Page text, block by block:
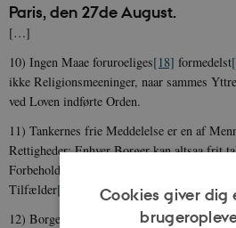
Paris, den 27de August.
[…]
10) Ingen Maae foruroeliges[18] formedelst
ikke Religionsmeeninger, naar sammes
ved Loven indførte Orden.
11) Tankernes frie Meddelelse er en af
Rettigheder; Enhver Borger kan altsaa frit
Forbeholdelse
derfor i
Tilfælder[23]
12) Borgen
for Menneskets og
Cookies giver dig